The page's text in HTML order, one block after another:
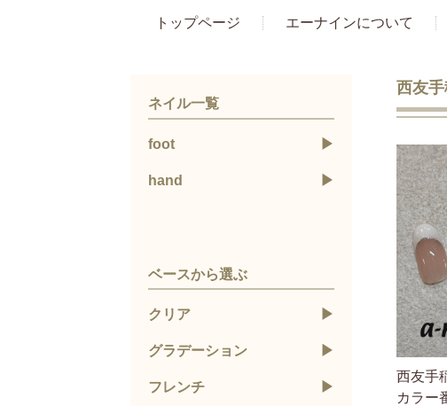
トップページ エーナインについて
ネイル一覧
foot
hand
ベースから選ぶ
クリア
グラデーション
フレンチ
西友
西友手
カラー